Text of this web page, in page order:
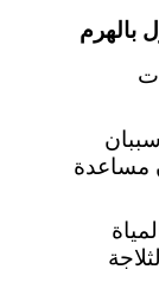
بالهرم
مساعدة